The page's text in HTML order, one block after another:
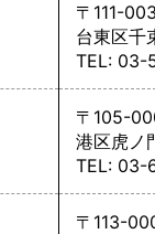
〒111-
台東区千
TEL: 03-
〒105-
港区虎ノ
TEL: 03-
〒113-